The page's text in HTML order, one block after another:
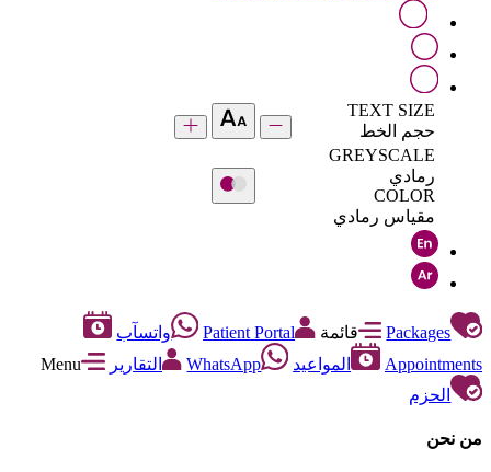
TEXT SIZE
حجم الخط
GREYSCALE
رمادي
COLOR
مقياس رمادي
Packages قائمة Patient Portal
واتسآب
Appointments
المواعيد WhatsApp التقارير
Menu
الحزم
من نحن